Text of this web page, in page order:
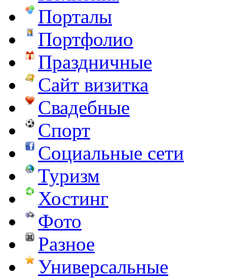
Порталы
Портфолио
Праздничные
Сайт визитка
Свадебные
Спорт
Социальные сети
Туризм
Хостинг
Фото
Разное
Универсальные